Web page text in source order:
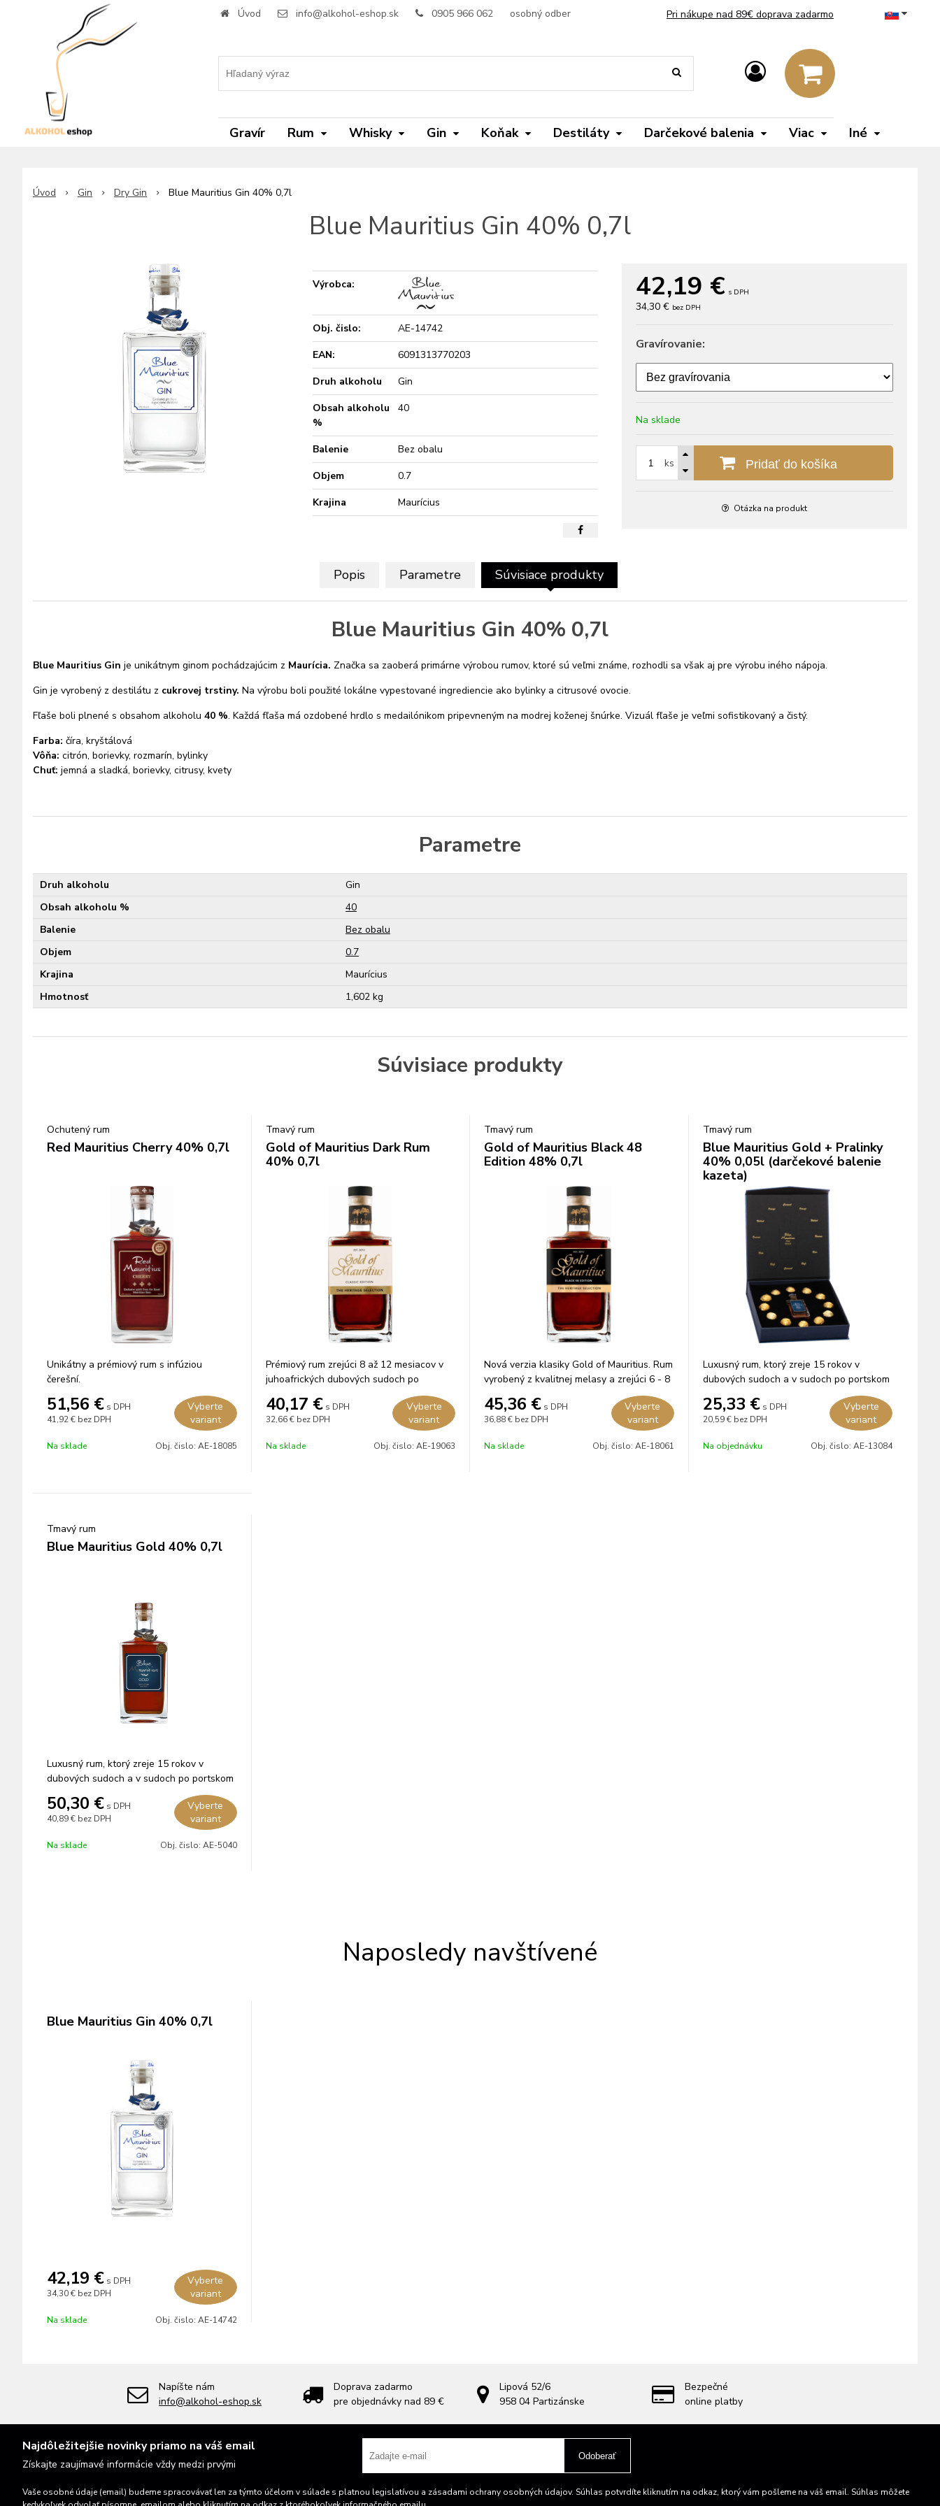
Úvod info@alkohol-eshop.sk 0905 966 062 osobný odber Pri nákupe nad 89€ doprava zadarmo
Gravír Rum Whisky Gin Koňak Destiláty Darčekové balenia Viac Iné
Úvod Gin Dry Gin Blue Mauritius Gin 40% 0,7l
Blue Mauritius Gin 40% 0,7l
42,19 € s DPH
34,30 € bez DPH
Gravírovanie:
Na sklade
ks Pridať do košíka
Otázka na produkt
Výrobca:
Obj. čislo:
AE-14742
EAN:
6091313770203
Druh alkoholu
Gin
Obsah alkoholu
%
40
Balenie
Bez obalu
Objem
0.7
Krajina
Maurícius
Popis Parametre Súvisiace produkty
Blue Mauritius Gin 40% 0,7l
Blue Mauritius Gin je unikátnym ginom pochádzajúcim z Maurícia. Značka sa zaoberá primárne výrobou rumov, ktoré sú veľmi známe, rozhodli sa však aj pre výrobu iného nápoja.
Gin je vyrobený z destilátu z cukrovej trstiny. Na výrobu boli použité lokálne vypestované ingrediencie ako bylinky a citrusové ovocie.
Fľaše boli plnené s obsahom alkoholu 40 %. Každá fľaša má ozdobené hrdlo s medailónikom pripevneným na modrej koženej šnúrke. Vizuál fľaše je veľmi sofistikovaný a čistý.
Farba: číra, kryštálová
Vôňa: citrón, borievky, rozmarín, bylinky
Chuť: jemná a sladká, borievky, citrusy, kvety
Parametre
Druh alkoholu
Gin
Obsah alkoholu %
40
Balenie
Bez obalu
Objem
0.7
Krajina
Maurícius
Hmotnosť
1,602 kg
Súvisiace produkty
Ochutený rum
Red Mauritius Cherry 40% 0,7l
Unikátny a prémiový rum s infúziou
čerešní.
51,56 € s DPH
41,92 € bez DPH
Vyberte
variant
Na sklade Obj. čislo: AE-18085
Tmavý rum
Gold of Mauritius Dark Rum
40% 0,7l
Prémiový rum zrejúci 8 až 12 mesiacov v
juhoafrických dubových sudoch po
40,17 € s DPH
32,66 € bez DPH
Vyberte
variant
Na sklade Obj. čislo: AE-19063
Tmavý rum
Gold of Mauritius Black 48
Edition 48% 0,7l
Nová verzia klasiky Gold of Mauritius. Rum
vyrobený z kvalitnej melasy a zrejúci 6 - 8
45,36 € s DPH
36,88 € bez DPH
Vyberte
variant
Na sklade Obj. čislo: AE-18061
Tmavý rum
Blue Mauritius Gold + Pralinky
40% 0,05l (darčekové balenie
kazeta)
Luxusný rum, ktorý zreje 15 rokov v
dubových sudoch a v sudoch po portskom
25,33 € s DPH
20,59 € bez DPH
Vyberte
variant
Na objednávku Obj. čislo: AE-13084
Tmavý rum
Blue Mauritius Gold 40% 0,7l
Luxusný rum, ktorý zreje 15 rokov v
dubových sudoch a v sudoch po portskom
50,30 € s DPH
40,89 € bez DPH
Vyberte
variant
Na sklade Obj. čislo: AE-5040
Naposledy navštívené
Blue Mauritius Gin 40% 0,7l
42,19 € s DPH
34,30 € bez DPH
Vyberte
variant
Na sklade Obj. čislo: AE-14742
Napíšte nám
info@alkohol-eshop.sk
Doprava zadarmo
pre objednávky nad 89 €
Lipová 52/6
958 04 Partizánske
Bezpečné
online platby
Najdôležitejšie novinky priamo na váš email
Získajte zaujímavé informácie vždy medzi prvými
Odoberať
Vaše osobné údaje (email) budeme spracovávať len za týmto účelom v súlade s platnou legislatívou a zásadami ochrany osobných údajov. Súhlas potvrdíte kliknutím na odkaz, ktorý vám pošleme na váš email. Súhlas môžete